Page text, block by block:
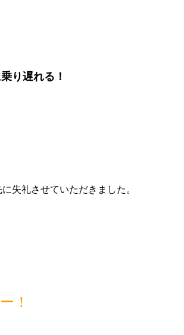
り遅れる！
失礼させていただきました。
！